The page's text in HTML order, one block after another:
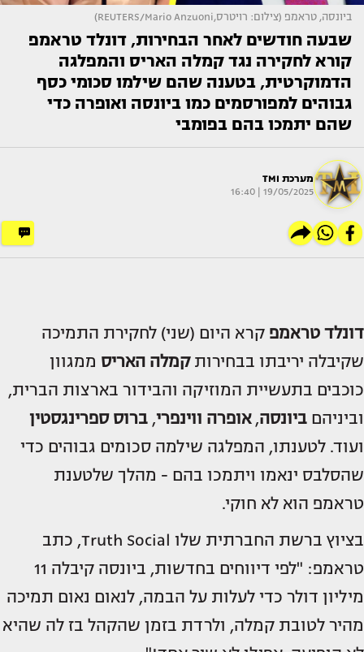
ביונסה, טראמפ (צילום: רויטרס,REUTERS/Mario Anzuoni)
שבעה חודשים לאחר הבחירות, דונלד טראמפ
קורא לחקירה נגד קמלה האריס והמפלגה
הדמוקרטית, בטענה שהם שילמו סכומי כסף
גבוהים למפורסמים כמו ביונסה ואופרה כדי
שהם יתמכו בהם בפומבי
מערכת TMI
19/05/2025 | 16:40
דונלד טראמפ קרא היום (שני) לחקירת התמיכה
שקיבלה יריבתו בבחירותקמלה האריס ממגוון
כוכבים בתעשיית המוזיקה והבידור בארצות הברית,
וביניהם ביונסה,אופרה ווינפרי, ברוס ספרינגסטין
ועוד. לטענתו, המפלגה שילמה סכומים גבוהים כדי
שהסלבס ינאמו ויתמכו בהם - מהלך שלטענת
טראמפ הוא לא חוקי.
בציוץ ברשת החברתית שלו Truth Social, כתב
טראמפ: "לפי דיווחים בחדשות, ביונסה קיבלה 11
מיליון דולר כדי לעלות על הבמה, לנאום נאום תמיכה
מהיר לטובת קמלה, ולרדת בזמן שהקהל בז לה שהיא